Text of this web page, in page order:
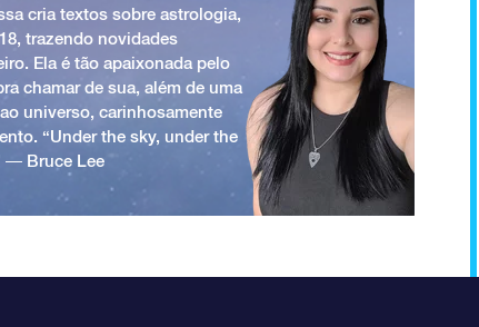
cria textos sobre astrologia,
trazendo novidades
Ela é tão apaixonada pelo
chamar de sua, além de uma
universo, carinhosamente
“Under the sky, under the
― Bruce Lee